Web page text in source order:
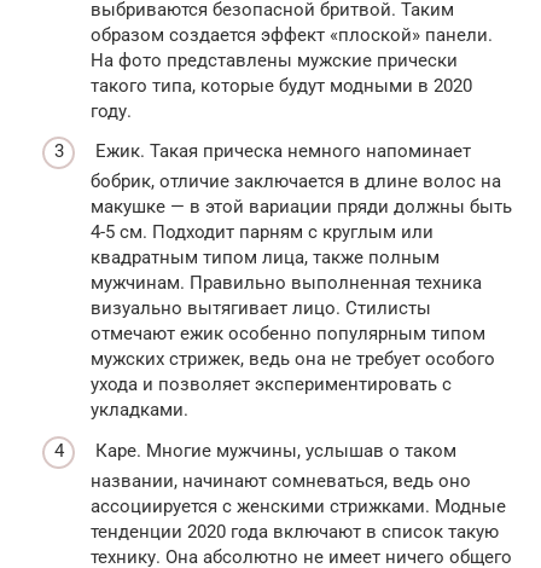
выбриваются безопасной бритвой. Таким
образом создается эффект «плоской» панели.
На фото представлены​ мужские прически
такого типа, которые будут модными в 2020
году.
Ежик. Такая прическа немного напоминает
бобрик, отличие заключается в длине волос на
макушке — в этой вариации пряди должны быть
4-5 см. Подходит парням с круглым или
квадратным типом лица, также полным
мужчинам. Правильно выполненная техника
визуально вытягивает лицо. Стилисты
отмечают ежик особенно популярным типом
мужских стрижек, ведь она не требует особого
ухода и позволяет экспериментировать с
укладками.
Каре. Многие мужчины, услышав о таком
названии, начинают сомневаться, ведь оно
ассоциируется с женскими стрижками. Модные
тенденции 2020 года включают в список такую
технику. Она абсолютно не имеет ничего общего